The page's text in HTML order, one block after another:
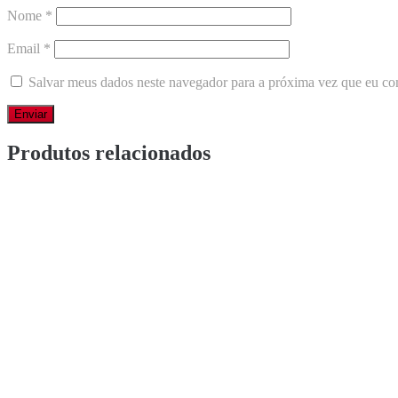
Nome *
Email *
Salvar meus dados neste navegador para a próxima vez que eu
Produtos relacionados